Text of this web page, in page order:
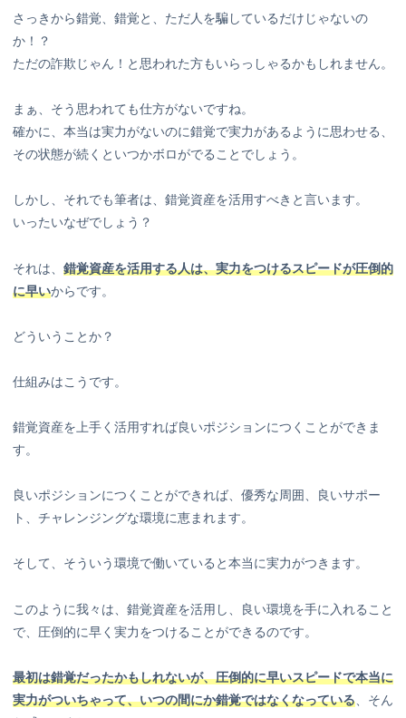
さっきから錯覚、錯覚と、ただ人を騙しているだけじゃないの
か！？
ただの詐欺じゃん！と思われた方もいらっしゃるかもしれません。
まぁ、そう思われても仕方がないですね。
確かに、本当は実力がないのに錯覚で実力があるように思わせる、
その状態が続くといつかボロがでることでしょう。
しかし、それでも筆者は、錯覚資産を活用すべきと言います。
いったいなぜでしょう？
それは、 錯覚資産を活用する人は、実力をつけるスピードが圧倒的
に早いからです。
どういうことか？
仕組みはこうです。
錯覚資産を上手く活用すれば良いポジションにつくことができま
す。
良いポジションにつくことができれば、優秀な周囲、良いサポー
ト、チャレンジングな環境に恵まれます。
そして、そういう環境で働いていると本当に実力がつきます。
このように我々は、錯覚資産を活用し、良い環境を手に入れること
で、圧倒的に早く実力をつけることができるのです。
最初は錯覚だったかもしれないが、圧倒的に早いスピードで本当に
実力がついちゃって、いつの間にか錯覚ではなくなっている 、そん